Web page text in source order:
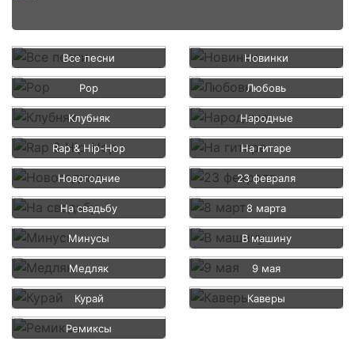
Все песни Новинки
Pop Любовь
Клубняк Народные
Rap & Hip-Hop На гитаре
Новогодние 23 февраля
На свадьбу 8 марта
Минусы В машину
Медляк 9 мая
Курай Каверы
Ремиксы